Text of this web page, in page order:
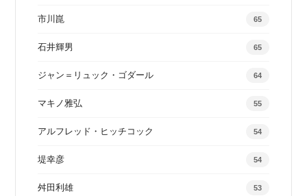
市川崑 65
石井輝男 65
ジャン＝リュック・ゴダール 64
マキノ雅弘 55
アルフレッド・ヒッチコック 54
堤幸彦 54
舛田利雄 53